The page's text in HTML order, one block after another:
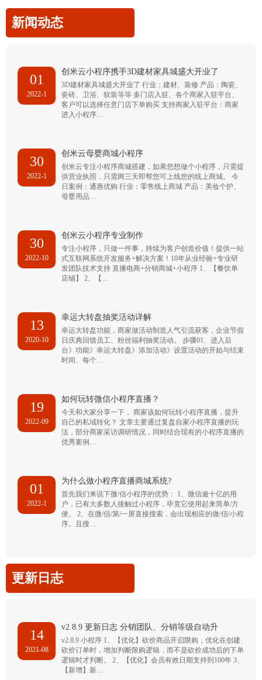
新闻动态
01
2022-1
创米云小程序携手3D建材家具城盛大开业了
3D建材家具城盛大开业了 行业：建材、装修 产品：陶瓷、
瓷砖、卫浴、软装等等 多门店入驻、各个商家入驻平台、
客户可以选择任意门店下单购买 支持商家入驻平台：商家
进入小程序…
30
2022-1
创米云母婴商城小程序
创米云专注小程序商城搭建，如果您想做个小程序，只需提
供营业执照，只需两三天即帮您可上线您的线上商城。 今
日案例：通惠优购 行业：零售线上商城 产品：美妆个护、
母婴用品…
30
2022-10
创米云小程序专业制作
专注小程序，只做一件事，持续为客户创造价值！提供一站
式互联网系统开发服务+解决方案！10年从业经验+专业研
发团队技术支持 直播电商+分销商城+小程序 1、【餐饮单
店铺】 2、【…
13
2020-10
幸运大转盘抽奖活动详解
幸运大转盘功能，商家做活动制造人气引流获客，企业节假
日庆典回馈员工、粉丝福利抽奖活动。 步骤01、进入后
台》功能》幸运大转盘》添加活动》设置活动的开始与结束
时间、每个…
19
2022-09
如何玩转微信小程序直播？
今天和大家分享一下， 商家该如何玩转小程序直播，提升
自己的私域转化？ 文章主要通过复盘自家小程序直播的玩
法，部分商家采访调研情况，同时结合现有的小程序直播的
优秀案例…
01
2022-1
为什么做小程序直播商城系统?
首先我们来说下微/信小程序的优势： 1、微信逾十亿的用
户，已有大多数人接触过小程序，毕竟它使用起来简单/方
便。 2、在微/信/第/一屏直接搜索，会出现相应的微/信/小程
序。且搜…
更新日志
14
2021-08
v2.8.9 更新日志 分销团队、分销等级自动升
v2.8.9 小程序 1、【优化】砍价商品开启限购，优化在创建
砍价订单时，增加判断限购逻辑，而不是砍价成功后的下单
逻辑时才判断。 2、【优化】会员有效日期支持到100年 3、
【新增】新…